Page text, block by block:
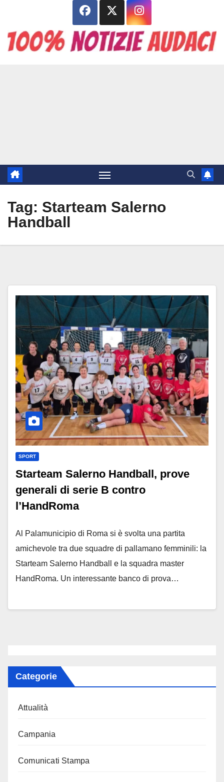
contenuto
Tag: Starteam Salerno
Handball
SPORT
Starteam Salerno Handball, prove
generali di serie B contro
l’HandRoma
Al Palamunicipio di Roma si è svolta una partita
amichevole tra due squadre di pallamano femminili: la
Starteam Salerno Handball e la squadra master
HandRoma. Un interessante banco di prova…
Categorie
Attualità
Campania
Comunicati Stampa